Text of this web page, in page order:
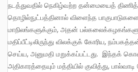
நடத்துவதில் நெகிழ்வற்ற தன்மையைத்
தொழில்நுட்பத்தினால் விளைந்த
மாநிலங்களுக்கும், அதன்
மதிப்பீட்டிலிருந்து விலக்குக் கோரிய,
செய்ய, அனுமதி மறுக்கப்பட்டது. இந்தக்
அதிகாரத்தையும் மத்தியில் குவித்து,